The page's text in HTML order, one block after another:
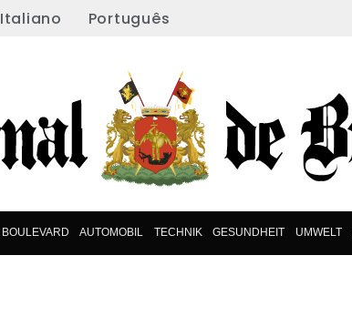
Italiano Português
BOULEVARD AUTOMOBIL TECHNIK GESUNDHEIT UMWELT